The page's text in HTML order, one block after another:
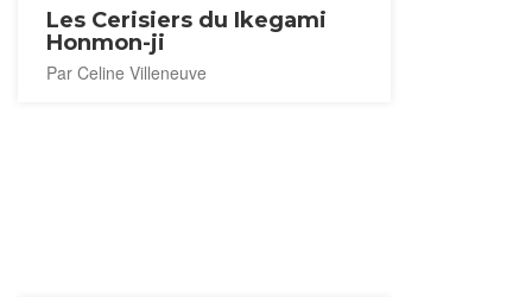
Les Cerisiers du Ikegami
Honmon-ji
Par Celine Villeneuve